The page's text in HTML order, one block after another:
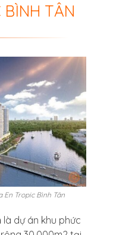
BÌNH TÂN
En Tropic Bình Tân
là dự án khu phức